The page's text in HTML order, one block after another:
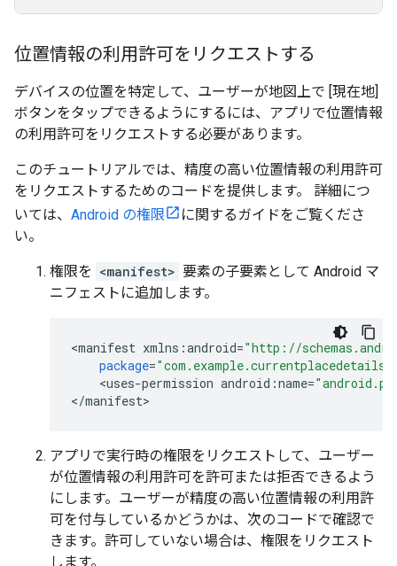
位置情報の利用許可をリクエストする
デバイスの位置を特定して、ユーザーが地図上で [現在地]
ボタンをタップできるようにするには、アプリで位置情報
の利用許可をリクエストする必要があります。
このチュートリアルでは、精度の高い位置情報の利用許可
をリクエストするためのコードを提供します。 詳細につ
いては、 Android の権限
に関するガイドをご覧くださ
い。
権限を <manifest> 要素の子要素として Android マ
ニフェストに追加します。
<manifest xmlns :android="http://
package=
<uses-permission android :name=
</manifest>
アプリで実行時の権限をリクエストして、ユーザー
が位置情報の利用許可を許可または拒否できるよう
にします。ユーザーが精度の高い位置情報の利用許
可を付与しているかどうかは、次のコードで確認で
きます。許可していない場合は、権限をリクエスト
します。